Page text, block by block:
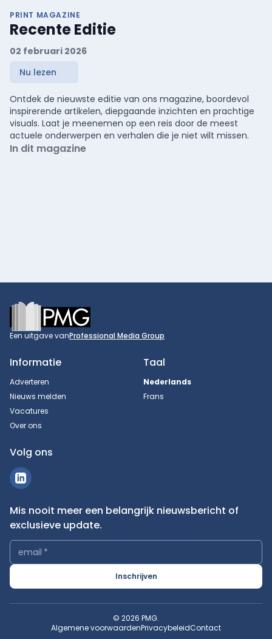
PRINT MAGAZINE
Recente Editie
02 februari 2026
Nu lezen
Ontdek de nieuwste editie van ons magazine, boordevol
inspirerende artikelen, diepgaande inzichten en prachtige
visuals. Laat je meenemen op een reis door de meest
actuele onderwerpen en verhalen die je niet wilt missen.
In dit magazine
Footer
Een uitgave vanProfessional Media Group
Informatie
Adverteren
Nieuws melden
Vacatures
Over ons
Taal
Nederlands
Frans
Volg ons
Mis nooit meer een belangrijk nieuwsbericht of
exclusieve update.
email *
Inschrijven
© 2026 PMG.
Algemene voorwaardenPrivacybeleidContact